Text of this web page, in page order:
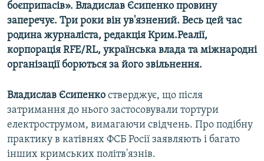
боєприпасів». Владислав Єсипенко провину
заперечує. Три роки він ув'язнений. Весь цей час
родина журналіста, редакція Крим.Реалії,
корпорація RFE/RL, українська влада та міжнародні
організації борються за його звільнення.
Владислав Єсипенко стверджує, що після
затримання до нього застосовували тортури
електрострумом, вимагаючи свідчень. Про подібну
практику в катівнях ФСБ Росії заявляють і багато
інших кримських політв'язнів.